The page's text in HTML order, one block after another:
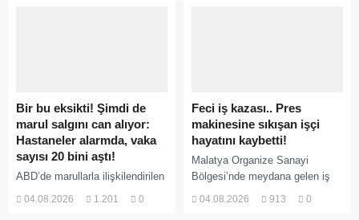
Bir bu eksikti! Şimdi de
marul salgını can alıyor:
Hastaneler alarmda, vaka
sayısı 20 bini aştı!
ABD’de marullarla ilişkilendirilen
04.08.2026 1.201 0
Feci iş kazası.. Pres
makinesine sıkışan işçi
hayatını kaybetti!
Malatya Organize Sanayi
Bölgesi’nde meydana gelen iş
04.08.2026 913 0